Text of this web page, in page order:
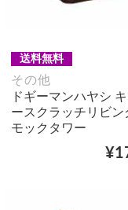
送料無料
その他
ドギーマンハヤシ
ースクラッチリビン
モックタワー